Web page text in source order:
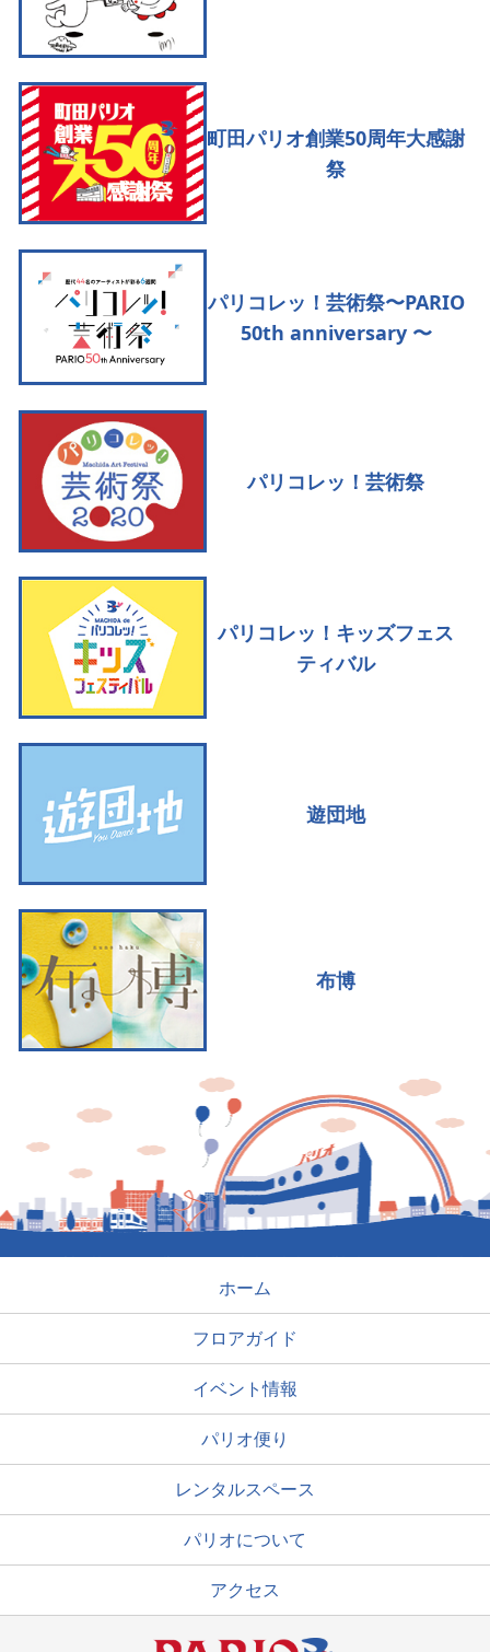
町田パリオ創業50周年大感謝
祭
パリコレッ！芸術祭〜PARIO
50th anniversary 〜
パリコレッ！芸術祭
パリコレッ！キッズフェス
ティバル
遊団地
布博
ホーム
フロアガイド
イベント情報
パリオ便り
レンタルスペース
パリオについて
アクセス